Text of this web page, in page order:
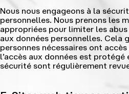
Nous nous engageons à la
personnelles. Nous prenons les
appropriées pour limiter les
aux données personnelles. Cela
personnes nécessaires ont
l’accès aux données est protégé
sécurité sont régulièrement